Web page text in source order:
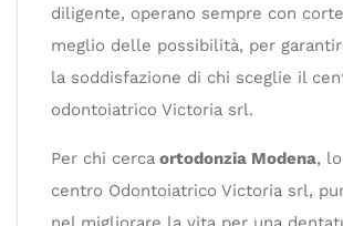
diligente, operano sempre con
meglio delle possibilità, per
la soddisfazione di chi sceglie il
odontoiatrico Victoria srl.
Per chi cerca ortodonzia Modena,
centro Odontoiatrico Victoria srl,